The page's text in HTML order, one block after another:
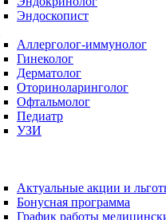
Эндоскопист
Аллерголог-иммунолог
Гинеколог
Дерматолог
Оториноларинголог
Офтальмолог
Педиатр
УЗИ
Актуальные акции и
Бонусная программа
График работы